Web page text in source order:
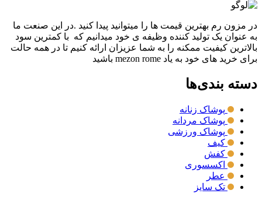
در مزون رم بهترین قیمت ها را میتوانید پیدا کنید .در این صنعت ما
به عنوان یک تولید کننده وظیفه ی خود میدانیم که با کمترین سود
بالاترین کیفیت ممکنه را به شما عزیزان ارائه کنیم تا در همه حالت
برای خرید های خود به یاد mezon rome باشید
دسته بندی‌ها
پوشاک زنانه
پوشاک مردانه
پوشاک ورزشی
کیف
کفش
اکسسوری
عطر
تک سایز